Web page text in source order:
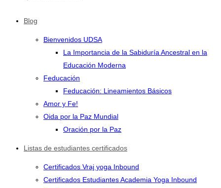
Blog
Bienvenidos UDSA
La Importancia de la Sabiduría Ancestral en la
Educación Moderna
Feducación
Feducación: Lineamientos Básicos
Amor y Fe!
Oida por la Paz Mundial
Oración por la Paz
Listas de estudiantes certificados
Certificados Vraj yoga Inbound
Certificados Estudiantes Academia Yoga Inbound